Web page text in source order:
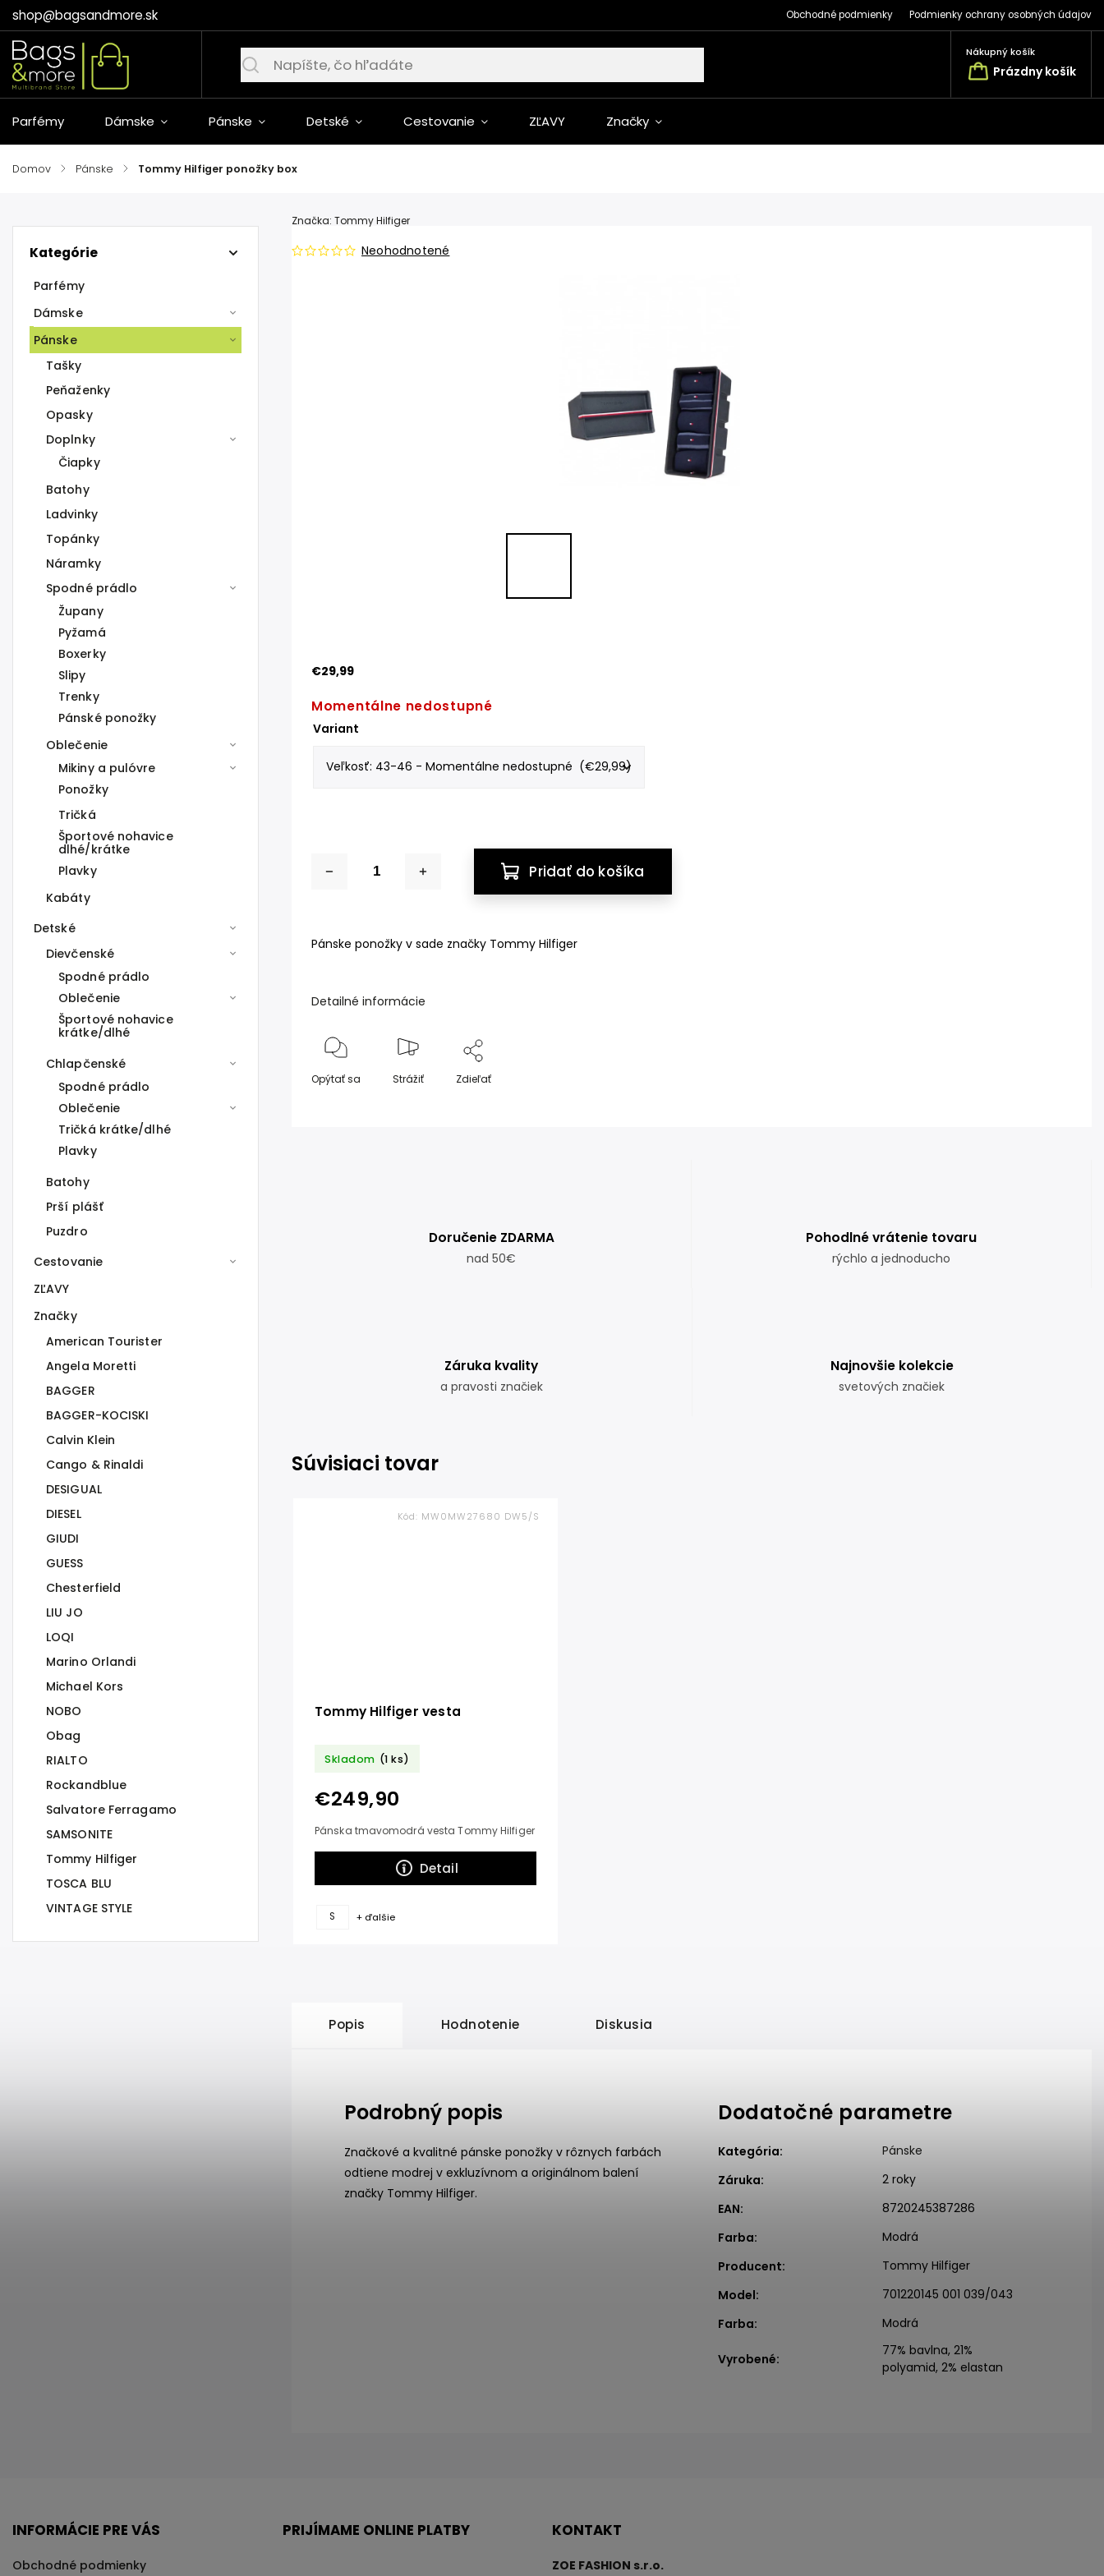
shop@bagsandmore.sk Obchodné podmienky Podmienky ochrany osobných údajov
Nákupný košík
Prázdny košík
Parfémy Dámske Pánske Detské Cestovanie ZĽAVY Značky
Domov / Pánske / Tommy Hilfiger ponožky box
Kategórie
Parfémy
Dámske
Pánske
Tašky
Peňaženky
Opasky
Doplnky
Čiapky
Batohy
Ladvinky
Topánky
Náramky
Spodné prádlo
Župany
Pyžamá
Boxerky
Slipy
Trenky
Pánské ponožky
Oblečenie
Mikiny a pulóvre
Ponožky
Tričká
Športové nohavice
dlhé/krátke
Plavky
Kabáty
Detské
Dievčenské
Spodné prádlo
Oblečenie
Športové nohavice
krátke/dlhé
Chlapčenské
Spodné prádlo
Oblečenie
Tričká krátke/dlhé
Plavky
Batohy
Prší plášť
Puzdro
Cestovanie
ZĽAVY
Značky
American Tourister
Angela Moretti
BAGGER
BAGGER-KOCISKI
Calvin Klein
Cango & Rinaldi
DESIGUAL
DIESEL
GIUDI
GUESS
Chesterfield
LIU JO
LOQI
Marino Orlandi
Michael Kors
NOBO
Obag
RIALTO
Rockandblue
Salvatore Ferragamo
SAMSONITE
Tommy Hilfiger
TOSCA BLU
VINTAGE STYLE
Neohodnotené
Značka: Tommy Hilfiger
€29,99
Momentálne nedostupné
Variant
Pridať do košíka
Pánske ponožky v sade značky Tommy Hilfiger
Detailné informácie
Opýtať sa Strážiť Zdieľať
Doručenie ZDARMA
nad 50€
Pohodlné vrátenie tovaru
rýchlo a jednoducho
Záruka kvality
a pravosti značiek
Najnovšie kolekcie
svetových značiek
Súvisiaci tovar
Tommy Hilfiger vesta
Skladom (1 ks)
€249,90
Detail
Pánska tmavomodrá vesta Tommy Hilfiger
S + ďalšie
Kód: MW0MW27680 DW5/S
Popis Hodnotenie Diskusia
Podrobný popis
Značkové a kvalitné pánske ponožky v rôznych farbách
odtiene modrej v exkluzívnom a originálnom balení
značky Tommy Hilfiger.
Dodatočné parametre
Kategória:
Pánske
Záruka:
2 roky
EAN:
8720245387286
Farba:
Modrá
Producent:
Tommy Hilfiger
Model:
701220145 001 039/043
Farba: Modrá
Vyrobené:
77% bavlna, 21%
polyamid, 2% elastan
INFORMÁCIE PRE VÁS
Obchodné podmienky
PRIJÍMAME ONLINE PLATBY KONTAKT
ZOE FASHION s.r.o.